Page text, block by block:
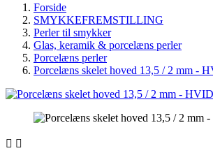
Forside
SMYKKEFREMSTILLING
Perler til smykker
Glas, keramik & porcelæns perler
Porcelæns perler
Porcelæns skelet hoved 13,5 / 2 mm -
 